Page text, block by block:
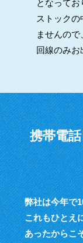
となってお
ストック
ませんの
回線のみお
携帯電
弊社は今年で
これもひとえ
あったからこ